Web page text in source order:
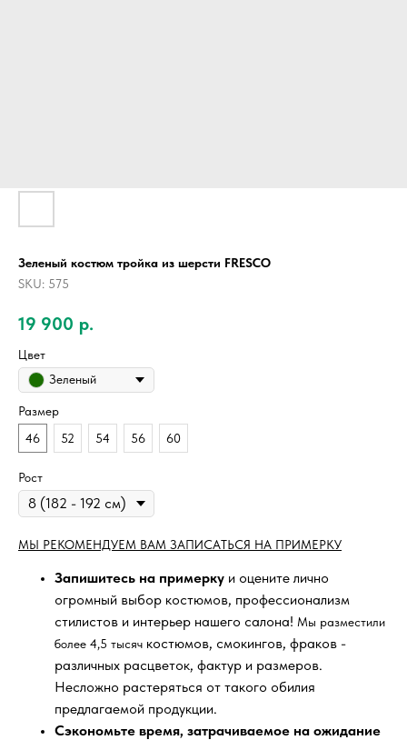
Зеленый костюм тройка из шерсти FRESCO
SKU: 575
19 900 р.
Цвет
Зеленый
Размер
46
52 54 56 60
Рост
МЫ РЕКОМЕНДУЕМ ВАМ ЗАПИСАТЬСЯ НА ПРИМЕРКУ
Запишитесь на примерку и оцените лично
огромный выбор костюмов, профессионализм
стилистов и интерьер нашего салона! Мы разместили
более 4,5 тысяч костюмов, смокингов, фраков -
различных расцветок, фактур и размеров.
Несложно растеряться от такого обилия
предлагаемой продукции.
Сэкономьте время, затрачиваемое на ожидание